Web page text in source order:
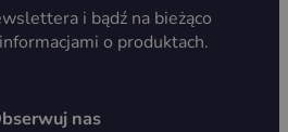
i bądź na bieżąco
o produktach.
nas